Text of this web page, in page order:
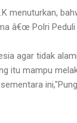
menuturkan,
â€œ Polri
agar tidak
itu mampu